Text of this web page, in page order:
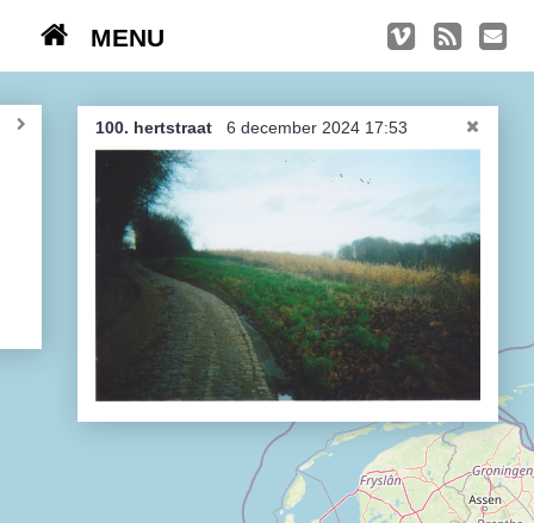
MENU
Kasseien
België / Duitsland / Nederland
Hoogtepunten
Soeperlange tocht
Bounding Boxes
Ambiance, ambiance, ambiance
100. hertstraat 6 december 2024 17:53